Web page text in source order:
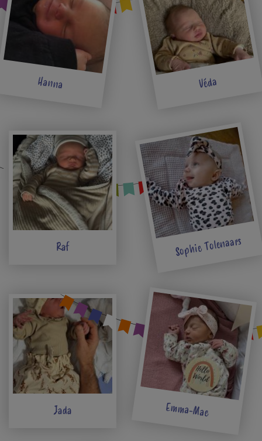
Hanna Véda
Raf Sophie Tolenaars
Jada Emma-Mae